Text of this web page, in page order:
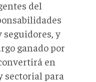
del
seguidores, y
ganado por
en
sectorial para